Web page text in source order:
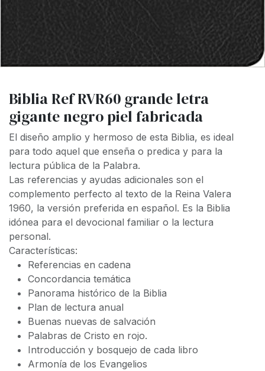
Biblia Ref RVR60 grande letra
gigante negro piel fabricada
El diseño amplio y hermoso de esta Biblia, es ideal
para todo aquel que enseña o predica y para la
lectura pública de la Palabra.
Las referencias y ayudas adicionales son el
complemento perfecto al texto de la Reina Valera
1960, la versión preferida en español. Es la Biblia
idónea para el devocional familiar o la lectura
personal.
Características:
Referencias en cadena
Concordancia temática
Panorama histórico de la Biblia
Plan de lectura anual
Buenas nuevas de salvación
Palabras de Cristo en rojo.
Introducción y bosquejo de cada libro
Armonía de los Evangelios